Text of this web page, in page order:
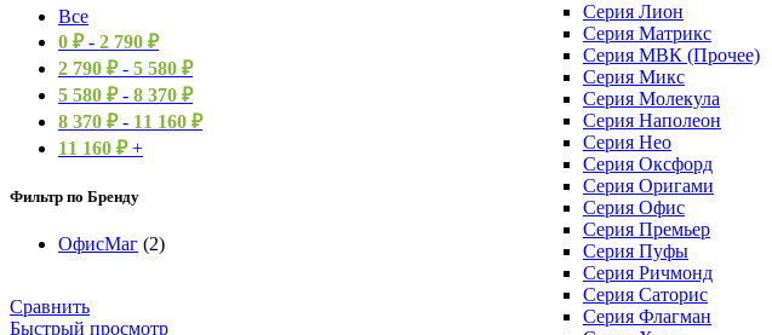
Серия Лион
Серия Матрикс
Серия МВК (Прочее)
Серия Микс
Серия Молекула
Серия Наполеон
Серия Нео
Серия Оксфорд
Серия Оригами
Серия Офис
Серия Премьер
Серия Пуфы
Серия Ричмонд
Серия Саторис
Серия Флагман
Все
0 ₽- 2 790 ₽
2 790 ₽- 5 580 ₽
5 580 ₽- 8 370 ₽
8 370 ₽- 11 160 ₽
11 160 ₽+
Фильтр по Бренду
ОфисМаг (2)
Сравнить
Быстрый просмотр